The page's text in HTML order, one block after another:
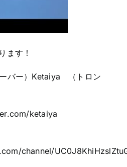
ます！
ーバー）Ketaiya （トロン
ketaiya
channel/